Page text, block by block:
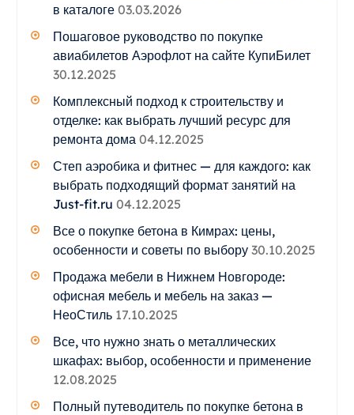
в каталоге 03.03.2026
Пошаговое руководство по покупке
авиабилетов Аэрофлот на сайте КупиБилет
30.12.2025
Комплексный подход к строительству и
отделке: как выбрать лучший ресурс для
ремонта дома 04.12.2025
Степ аэробика и фитнес — для каждого: как
выбрать подходящий формат занятий на
Just-fit.ru 04.12.2025
Все о покупке бетона в Кимрах: цены,
особенности и советы по выбору 30.10.2025
Продажа мебели в Нижнем Новгороде:
офисная мебель и мебель на заказ —
НеоСтиль 17.10.2025
Все, что нужно знать о металлических
шкафах: выбор, особенности и применение
12.08.2025
Полный путеводитель по покупке бетона в